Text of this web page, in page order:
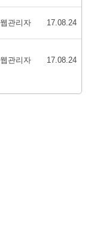
웹관리자 17.08.24
웹관리자 17.08.24